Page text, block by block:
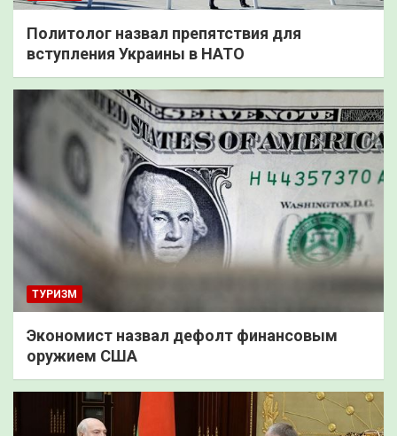
Политолог назвал препятствия для
вступления Украины в НАТО
ТУРИЗМ
Экономист назвал дефолт финансовым
оружием США